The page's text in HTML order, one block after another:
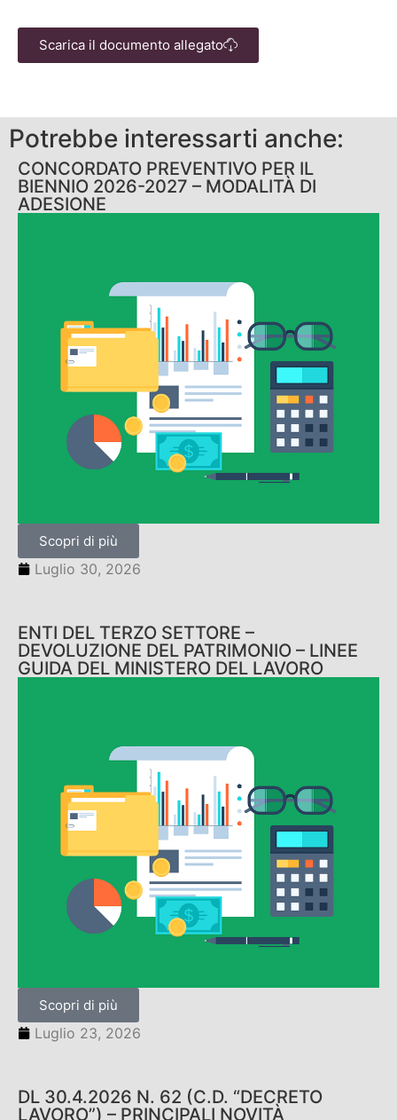
Scarica il documento allegato
Potrebbe interessarti anche:
CONCORDATO PREVENTIVO PER IL
BIENNIO 2026-2027 – MODALITÀ DI
ADESIONE
Scopri di più
Luglio 30, 2026
ENTI DEL TERZO SETTORE –
DEVOLUZIONE DEL PATRIMONIO – LINEE
GUIDA DEL MINISTERO DEL LAVORO
Scopri di più
Luglio 23, 2026
DL 30.4.2026 N. 62 (C.D. “DECRETO
LAVORO”) – PRINCIPALI NOVITÀ